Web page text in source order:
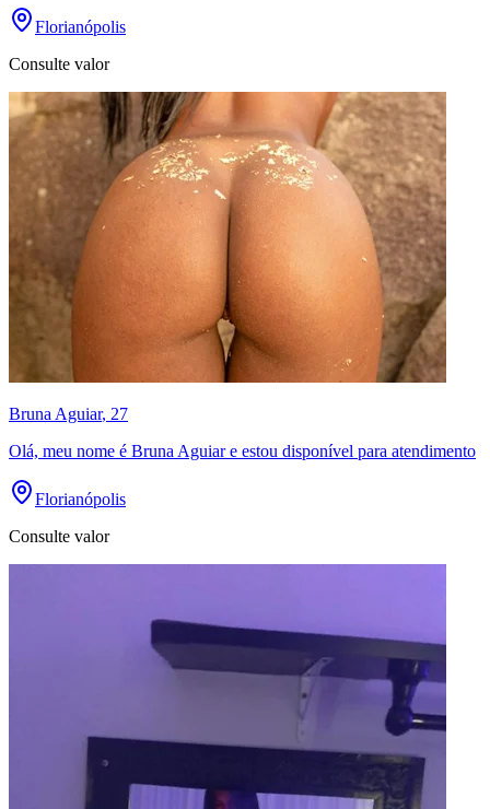
Florianópolis
Consulte valor
Bruna Aguiar, 27
Olá, meu nome é Bruna Aguiar e estou disponível para atendimento
Florianópolis
Consulte valor